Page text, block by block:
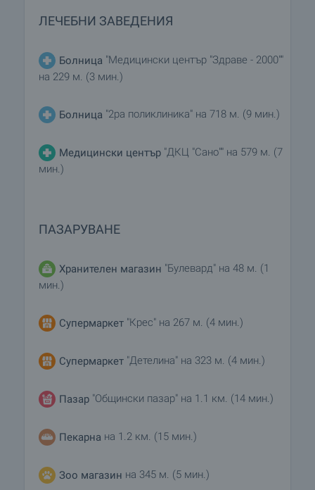
ЛЕЧЕБНИ ЗАВЕДЕНИЯ
Болница "Медицински център "Здраве - 2000""
на 229 м. (3 мин.)
Болница "2ра поликлиника" на 718 м. (9 мин.)
Медицински център "ДКЦ "Сано"" на 579 м. (7
мин.)
ПАЗАРУВАНЕ
Хранителен магазин "Булевард" на 48 м. (1
мин.)
Супермаркет "Крес" на 267 м. (4 мин.)
Супермаркет "Детелина" на 323 м. (4 мин.)
Пазар "Общински пазар" на 1.1 км. (14 мин.)
Пекарна на 1.2 км. (15 мин.)
Зоо магазин на 345 м. (5 мин.)